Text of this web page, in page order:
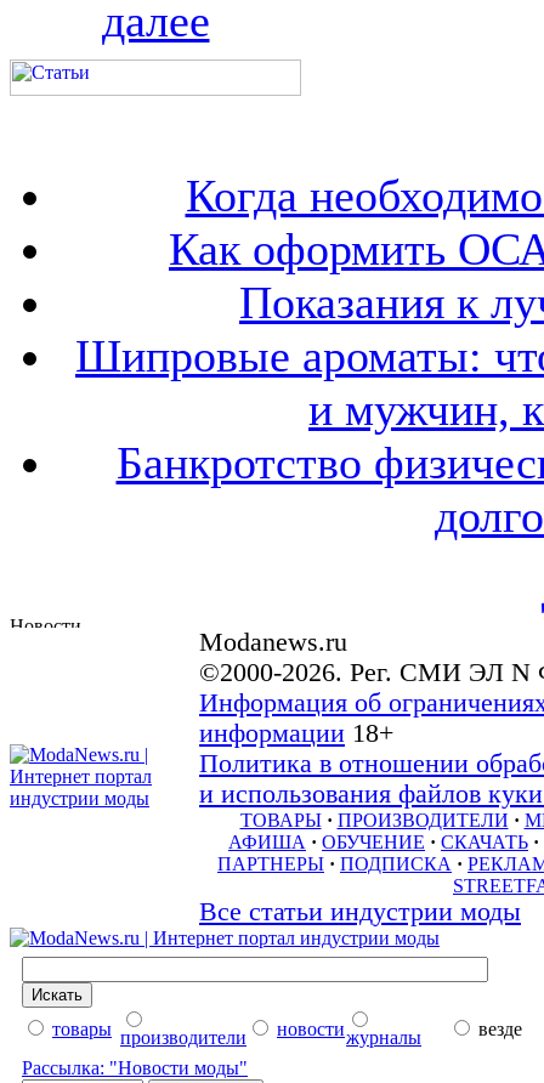
далее
Когда
Как оформить
Показания к
Шипровые ароматы:
и мужчин,
Банкротство
Modanews.ru
©2000-2026. Рег. СМИ ЭЛ N
Информация об
информации 18+
Политика в отношении
и использования файлов
ТОВАРЫ · ПРОИЗВОДИТЕЛИ ·
АФИША · ОБУЧЕНИЕ · СКАЧАТЬ ·
ПАРТНЕРЫ · ПОДПИСКА ·
Все статьи индустрии моды
товары производители новостижурналы
везде
Рассылка: "Новости моды"